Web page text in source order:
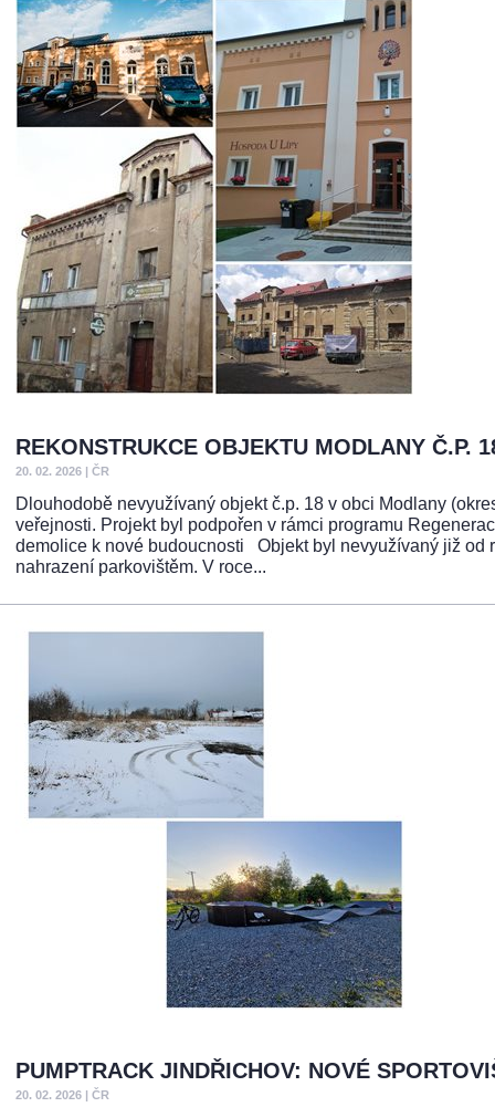
REKONSTRUKCE OBJEKTU MODLANY Č.P.
20. 02. 2026 | ČR
Dlouhodobě nevyužívaný objekt č.p. 18 v obci Modlany
veřejnosti. Projekt byl podpořen v rámci programu
demolice k nové budoucnosti Objekt byl nevyužívaný již od
nahrazení parkovištěm. V roce...
PUMPTRACK JINDŘICHOV: NOVÉ
20. 02. 2026 | ČR